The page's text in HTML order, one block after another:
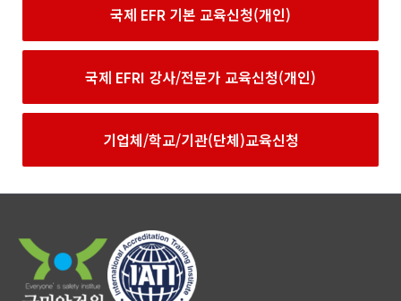
국제 EFR 기본 교육신청(개인)
국제 EFRI 강사/전문가 교육신청(개인)
기업체/학교/기관(단체)교육신청